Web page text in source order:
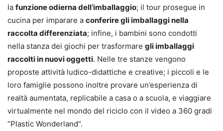
la funzione odierna dell’imballaggio; il tour prosegue in
cucina per imparare a conferire gli imballaggi nella
raccolta differenziata; infine, i bambini sono condotti
nella stanza dei giochi per trasformare gli imballaggi
raccolti in nuovi oggetti. Nelle tre stanze vengono
proposte attività ludico-didattiche e creative; i piccoli e le
loro famiglie possono inoltre provare un’esperienza di
realtà aumentata, replicabile a casa o a scuola, e viaggiare
virtualmente nel mondo del riciclo con il video a 360 gradi
“Plastic Wonderland”.